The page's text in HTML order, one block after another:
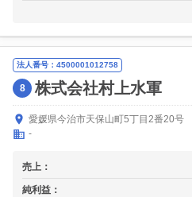
法人番号：4500001012758
8 株式会社村上水軍
愛媛県今治市天保山町5丁目2番20号
-
売上：
純利益：